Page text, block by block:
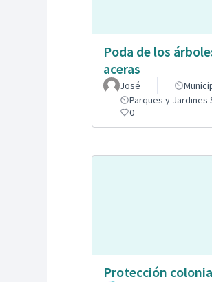
Poda de los
aceras
José
Parques y Jardines
0
Protección